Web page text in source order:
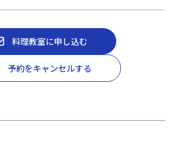
料理教室に申し込む
予約をキャンセルする